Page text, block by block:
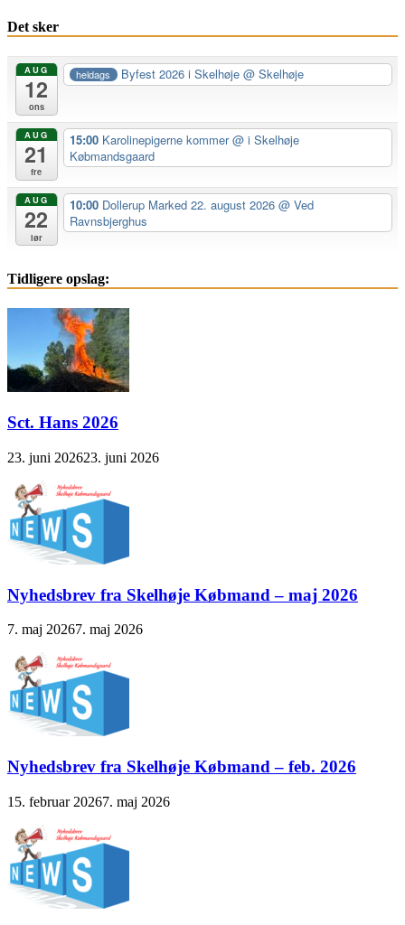
Det sker
AUG
12
ons
heldags Byfest 2026 i Skelhøje@ Skelhøje
AUG
21
fre
15:00 Karolinepigerne kommer@ i Skelhøje
Købmandsgaard
AUG
22
lør
10:00 Dollerup Marked 22. august 2026 @ Ved
Ravnsbjerghus
Tidligere opslag:
Sct. Hans 2026
23. juni 202623. juni 2026
Nyhedsbrev fra Skelhøje Købmand – maj 2026
7. maj 20267. maj 2026
Nyhedsbrev fra Skelhøje Købmand – feb. 2026
15. februar 20267. maj 2026